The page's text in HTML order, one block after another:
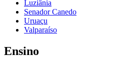
Luziânia
Senador Canedo
Uruaçu
Valparaíso
Ensino